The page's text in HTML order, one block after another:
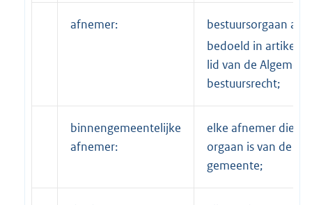
afnemer:
bestuursorgaan als
bedoeld in artikel
lid van de
bestuursrecht;
binnengemeentelijke
afnemer:
elke afnemer die
orgaan is van de
gemeente;